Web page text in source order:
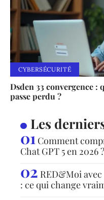
CYBERSÉCURITÉ
Dsden 33 convergence :
passe perdu ?
Les
Comment
Chat GPT 5 en 2026 ?
RED&Moi avec
: ce qui change